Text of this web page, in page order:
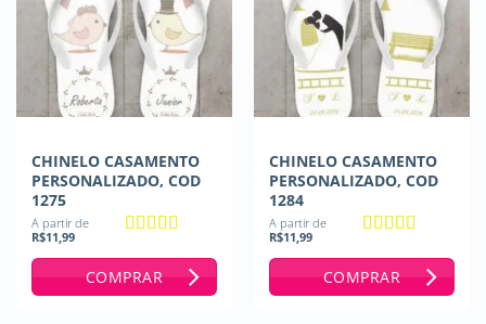
CHINELO CASAMENTO
PERSONALIZADO, COD
1275
A partir de
R$11,99
COMPRAR
CHINELO CASAMENTO
PERSONALIZADO, COD
1284
A partir de
R$11,99
COMPRAR